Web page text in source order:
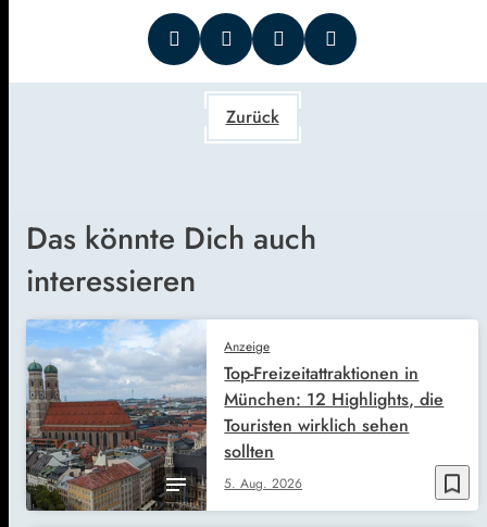
Zurück
Das könnte Dich auch
interessieren
bookmark_border
Anzeige
5. Aug. 2026
Top-Freizeitattraktionen in
München: 12 Highlights, die
Touristen wirklich sehen
sollten